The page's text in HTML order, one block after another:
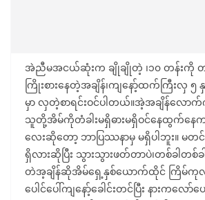
အဲညီမအငယ်ဆုံးက ချိုချိုတဲ့ ၊၁၀ တန်းကို
ကြိုးစားနေတဲ့အချိန်၊ကျနော့်ထက်ကြီးလှ ၅
မှာ လှတဲ့စာရင်းဝင်ပါတယ်။အဲ့အချိန်လော
သူတို့အိမ်ကိုတံခါးမရှိဓားမရှိဝင်နေထွက်နေ
လေးဆိုတော့ ဘာပြဿနာမှ မရှိပါဘူး။ မတ
ရှိလားဆိုပြီး သွားသွားဖတ်တာပဲ၊တစ်ခါတစ်
တဲအ့ချိန်ဆိုအိမ်ရှေ့နှစ်ယောက်ထိုင် ကြိမ်ကုလ
ပေါင်ပေါ်ကျနော့်ခေါင်းတင်ပြီး နားကလ